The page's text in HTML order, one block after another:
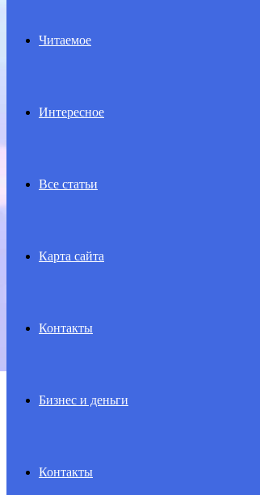
Читаемое
Интересное
Все статьи
Карта сайта
Контакты
Бизнес и деньги
Контакты